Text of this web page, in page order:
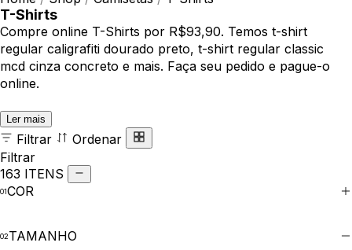
T-Shirts
Compre online T-Shirts por R$93,90. Temos t-shirt
regular caligrafiti dourado preto, t-shirt regular classic
mcd cinza concreto e mais. Faça seu pedido e pague-o
online.
Ler mais
Filtrar
Ordenar
Filtrar
163 ITENS
COR
TAMANHO